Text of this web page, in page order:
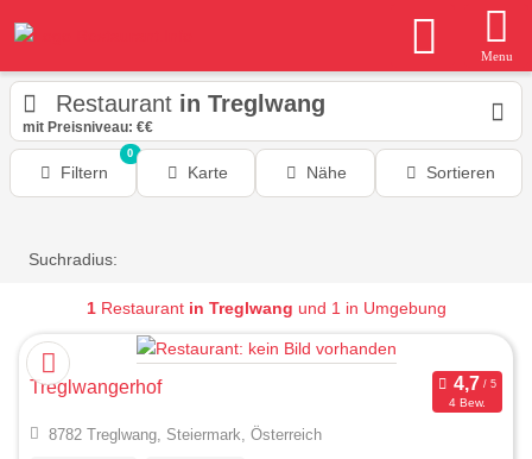
Menu
Restaurant in Treglwang
mit Preisniveau: €€
Filtern
0
Karte Nähe Sortieren
Suchradius:
1Restaurant in Treglwang und 1 in Umgebung
Treglwangerhof
4 Bew.
8782 Treglwang, Steiermark, Österreich